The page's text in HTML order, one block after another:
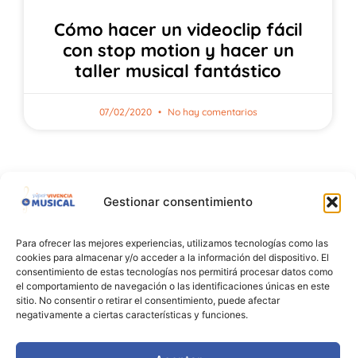
Gestionar consentimiento
Para ofrecer las mejores experiencias, utilizamos tecnologías como las
cookies para almacenar y/o acceder a la información del dispositivo. El
consentimiento de estas tecnologías nos permitirá procesar datos como
el comportamiento de navegación o las identificaciones únicas en este
sitio. No consentir o retirar el consentimiento, puede afectar
negativamente a ciertas características y funciones.
Cómo hacer un videoclip fácil
con stop motion y hacer un
taller musical fantástico
07/02/2020 No hay comentarios
2026 - Todos los derechos reservados